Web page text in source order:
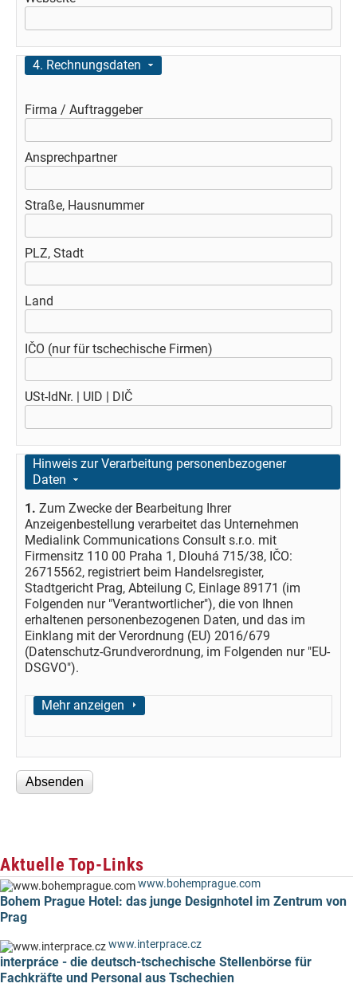
Ausblenden
4. Rechnungsdaten
Firma / Auftraggeber
Ansprechpartner
Straße, Hausnummer
PLZ, Stadt
Land
IČO (nur für tschechische Firmen)
USt-IdNr. | UID | DIČ
Ausblenden
Hinweis zur Verarbeitung personenbezogener
Daten
1. Zum Zwecke der Bearbeitung Ihrer
Anzeigenbestellung verarbeitet das Unternehmen
Medialink Communications Consult s.r.o. mit
Firmensitz 110 00 Praha 1, Dlouhá 715/38, IČO:
26715562, registriert beim Handelsregister,
Stadtgericht Prag, Abteilung C, Einlage 89171 (im
Folgenden nur "Verantwortlicher"), die von Ihnen
erhaltenen personenbezogenen Daten, und das im
Einklang mit der Verordnung (EU) 2016/679
(Datenschutz-Grundverordnung, im Folgenden nur "EU-
DSGVO").
Anzeigen
Mehr anzeigen
Aktuelle Top-Links
www.bohemprague.com
Bohem Prague Hotel: das junge Designhotel im Zentrum von
Prag
www.interprace.cz
interpráce - die deutsch-tschechische Stellenbörse für
Fachkräfte und Personal aus Tschechien